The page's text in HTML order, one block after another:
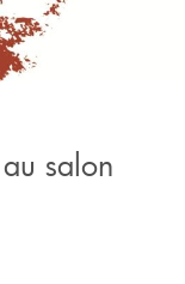
salon